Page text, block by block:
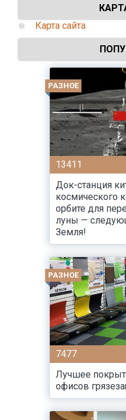
Карта сайта
РАЗНОЕ
13411
Док-станция
космического
орбите для
луны —
Земля!
РАЗНОЕ
7477
Лучшее
офисов